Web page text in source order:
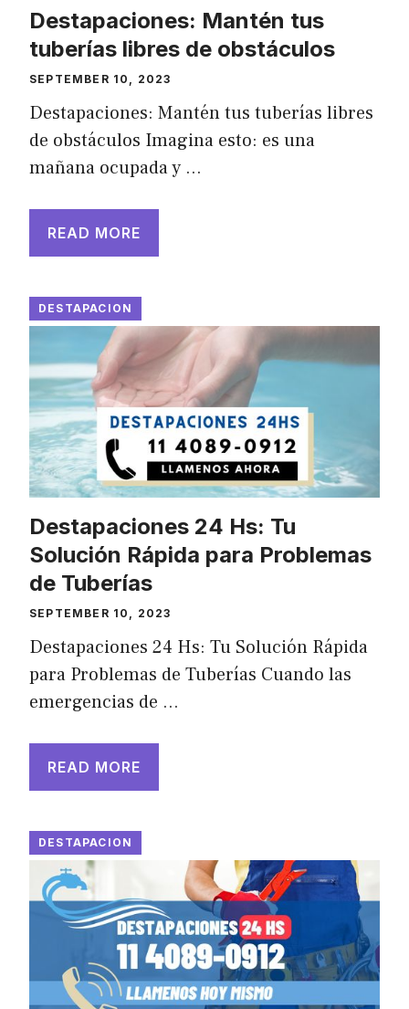
Destapaciones: Mantén tus
tuberías libres de obstáculos
SEPTEMBER 10, 2023
Destapaciones: Mantén tus tuberías libres
de obstáculos Imagina esto: es una
mañana ocupada y …
READ MORE
DESTAPACION
Destapaciones 24 Hs: Tu
Solución Rápida para Problemas
de Tuberías
SEPTEMBER 10, 2023
Destapaciones 24 Hs: Tu Solución Rápida
para Problemas de Tuberías Cuando las
emergencias de …
READ MORE
DESTAPACION